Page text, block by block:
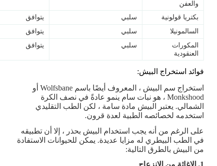
والعفن
بكتريا قولونية سلبي
يتوافق
السالمونيلا
سلبي
يتوافق
المكورات
العنقودية
سلبي يتوافق
فوائد استخراج البيش:
استخراج سم البيش ، المعروف أيضًا باسم Wolfsbane أو
Monkshood ، هو نبات سام ينمو عادةً في نصف الكرة
الشمالي. يعتبر البيش مادة سامة ، لكن الطب التقليدي
استخدمه لخصائصه الطبية لعدة قرون.
على الرغم من أنه يجب استخدام البيش بحذر ، إلا أن تطبيقه
في الطب البيطري له مزايا عديدة. يمكن للحيوانات الاستفادة
من البيش بالطرق التالية: